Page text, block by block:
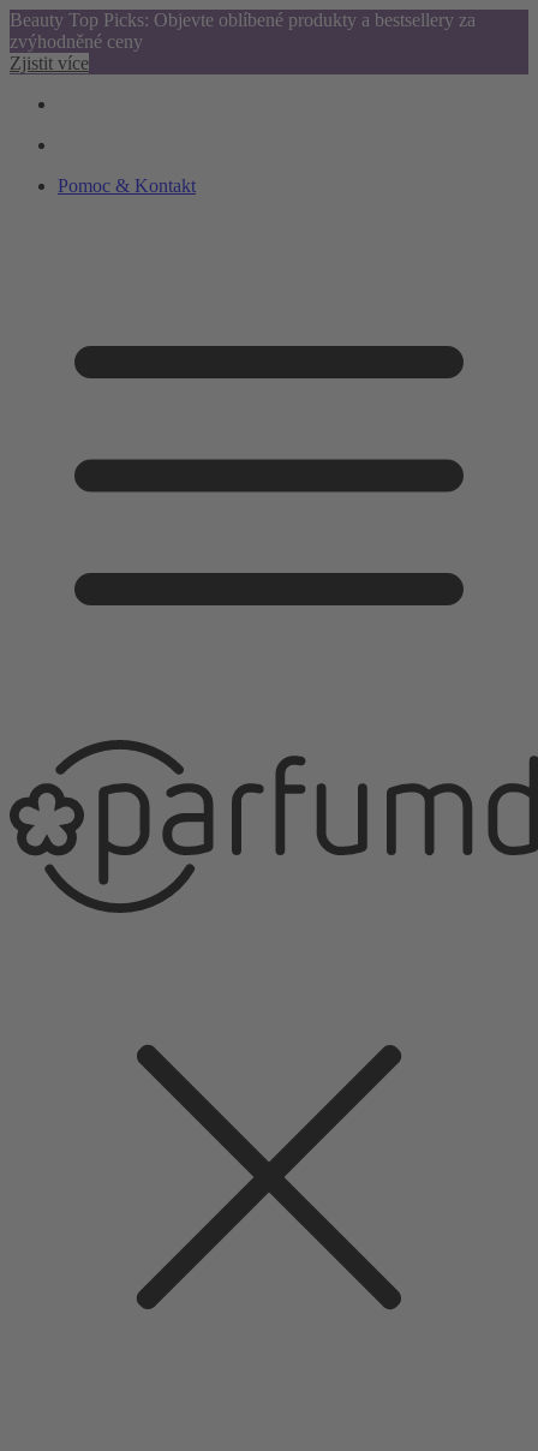
Beauty Top Picks: Objevte oblíbené produkty a bestsellery za
zvýhodněné ceny
Zjistit více
Pomoc & Kontakt